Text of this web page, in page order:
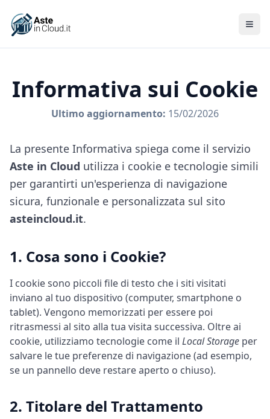
Informativa sui Cookie
Ultimo aggiornamento: 15/02/2026
La presente Informativa spiega come il servizio
Aste in Cloud utilizza i cookie e tecnologie simili
per garantirti un'esperienza di navigazione
sicura, funzionale e personalizzata sul sito
asteincloud.it.
1. Cosa sono i Cookie?
I cookie sono piccoli file di testo che i siti visitati
inviano al tuo dispositivo (computer, smartphone o
tablet). Vengono memorizzati per essere poi
ritrasmessi al sito alla tua visita successiva. Oltre ai
cookie, utilizziamo tecnologie come il Local Storage per
salvare le tue preferenze di navigazione (ad esempio,
se un pannello deve restare aperto o chiuso).
2. Titolare del Trattamento